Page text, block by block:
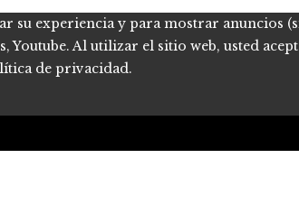
su experiencia y para mostrar anuncios
Youtube. Al utilizar el sitio web, usted
de privacidad.